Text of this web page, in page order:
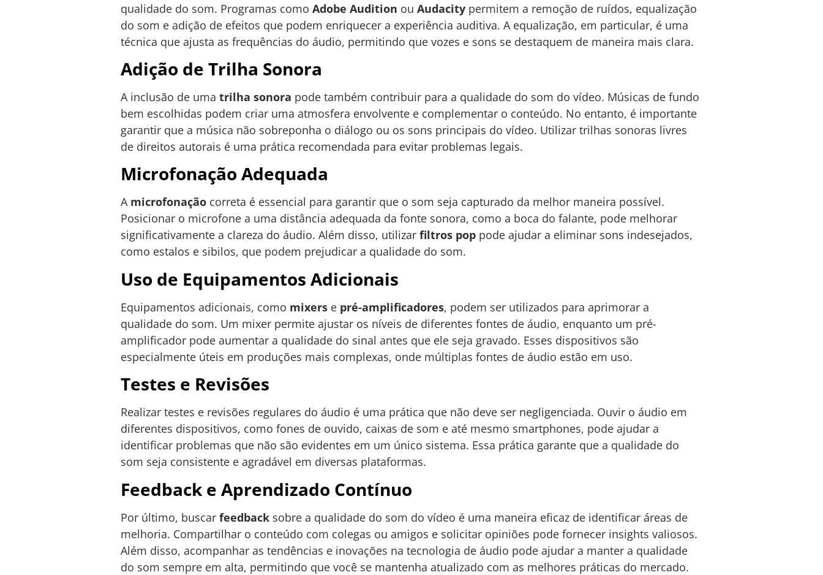
qualidade do som. Programas como Adobe Audition ou Audacity permitem a remoção de ruídos, equalização
do som e adição de efeitos que podem enriquecer a experiência auditiva. A equalização, em particular, é uma
técnica que ajusta as frequências do áudio, permitindo que vozes e sons se destaquem de maneira mais clara.
Adição de Trilha Sonora
A inclusão de uma trilha sonora pode também contribuir para a qualidade do som do vídeo. Músicas de fundo
bem escolhidas podem criar uma atmosfera envolvente e complementar o conteúdo. No entanto, é importante
garantir que a música não sobreponha o diálogo ou os sons principais do vídeo. Utilizar trilhas sonoras livres
de direitos autorais é uma prática recomendada para evitar problemas legais.
Microfonação Adequada
A microfonação correta é essencial para garantir que o som seja capturado da melhor maneira possível.
Posicionar o microfone a uma distância adequada da fonte sonora, como a boca do falante, pode melhorar
significativamente a clareza do áudio. Além disso, utilizar filtros pop pode ajudar a eliminar sons indesejados,
como estalos e sibilos, que podem prejudicar a qualidade do som.
Uso de Equipamentos Adicionais
Equipamentos adicionais, como mixers e pré-amplificadores, podem ser utilizados para aprimorar a
qualidade do som. Um mixer permite ajustar os níveis de diferentes fontes de áudio, enquanto um pré-
amplificador pode aumentar a qualidade do sinal antes que ele seja gravado. Esses dispositivos são
especialmente úteis em produções mais complexas, onde múltiplas fontes de áudio estão em uso.
Testes e Revisões
Realizar testes e revisões regulares do áudio é uma prática que não deve ser negligenciada. Ouvir o áudio em
diferentes dispositivos, como fones de ouvido, caixas de som e até mesmo smartphones, pode ajudar a
identificar problemas que não são evidentes em um único sistema. Essa prática garante que a qualidade do
som seja consistente e agradável em diversas plataformas.
Feedback e Aprendizado Contínuo
Por último, buscar feedback sobre a qualidade do som do vídeo é uma maneira eficaz de identificar áreas de
melhoria. Compartilhar o conteúdo com colegas ou amigos e solicitar opiniões pode fornecer insights valiosos.
Além disso, acompanhar as tendências e inovações na tecnologia de áudio pode ajudar a manter a qualidade
do som sempre em alta, permitindo que você se mantenha atualizado com as melhores práticas do mercado.